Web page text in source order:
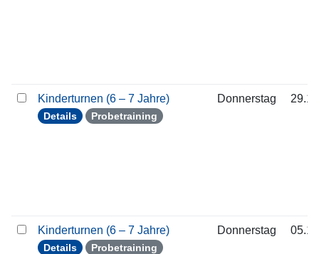
Kinderturnen (6 – 7 Jahre)
Details Probetraining
Donnerstag
Kinderturnen (6 – 7 Jahre)
Details Probetraining
Donnerstag